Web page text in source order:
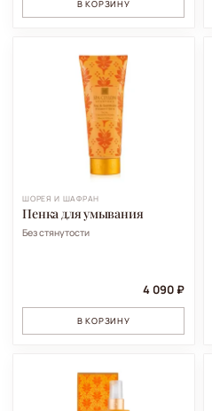
В КОРЗИНУ
ШОРЕЯ И ШАФРАН
Пенка для умывания
Без стянутости
4 090 ₽
В КОРЗИНУ